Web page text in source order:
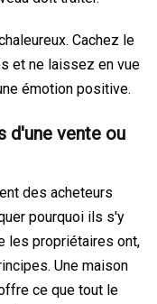
Cachez le
et ne laissez en vue
émotion positive.
d'une vente ou
des acheteurs
pourquoi ils s'y
les propriétaires ont,
Une maison
ce que tout le